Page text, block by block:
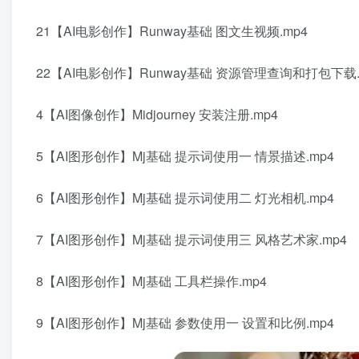
21【AI电影创作】Runway基础 图文生视频.mp4
22【AI电影创作】Runway基础 资源管理查询和打包下
4【AI图像创作】Midjourney 安装注册.mp4
5【AI图形创作】Mj基础 提示词使用一 情景描述.mp4
6【AI图形创作】Mj基础 提示词使用二 灯光相机.mp4
7【AI图形创作】Mj基础 提示词使用三 风格艺术家.mp4
8【AI图形创作】Mj基础 工具栏操作.mp4
9【AI图形创作】Mj基础 参数使用一 设置和比例.mp4